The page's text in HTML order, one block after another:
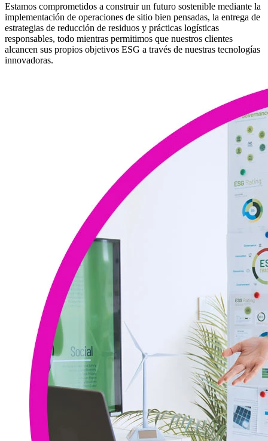
Estamos comprometidos a construir un futuro sostenible mediante la
implementación de operaciones de sitio bien pensadas, la entrega de
estrategias de reducción de residuos y prácticas logísticas
responsables, todo mientras permitimos que nuestros clientes
alcancen sus propios objetivos ESG a través de nuestras tecnologías
innovadoras.